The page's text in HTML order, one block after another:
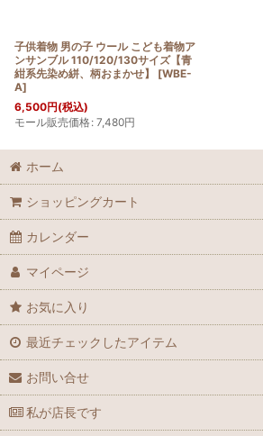
子供着物 男の子 ウール こども着物ア
ンサンブル 110/120/130サイズ【青
紺系先染め絣、柄おまかせ】
[WBE-
A]
6,500円(税込)
モール販売価格: 7,480円
ホーム
ショッピングカート
カレンダー
マイページ
お気に入り
最近チェックしたアイテム
お問い合せ
私が店長です